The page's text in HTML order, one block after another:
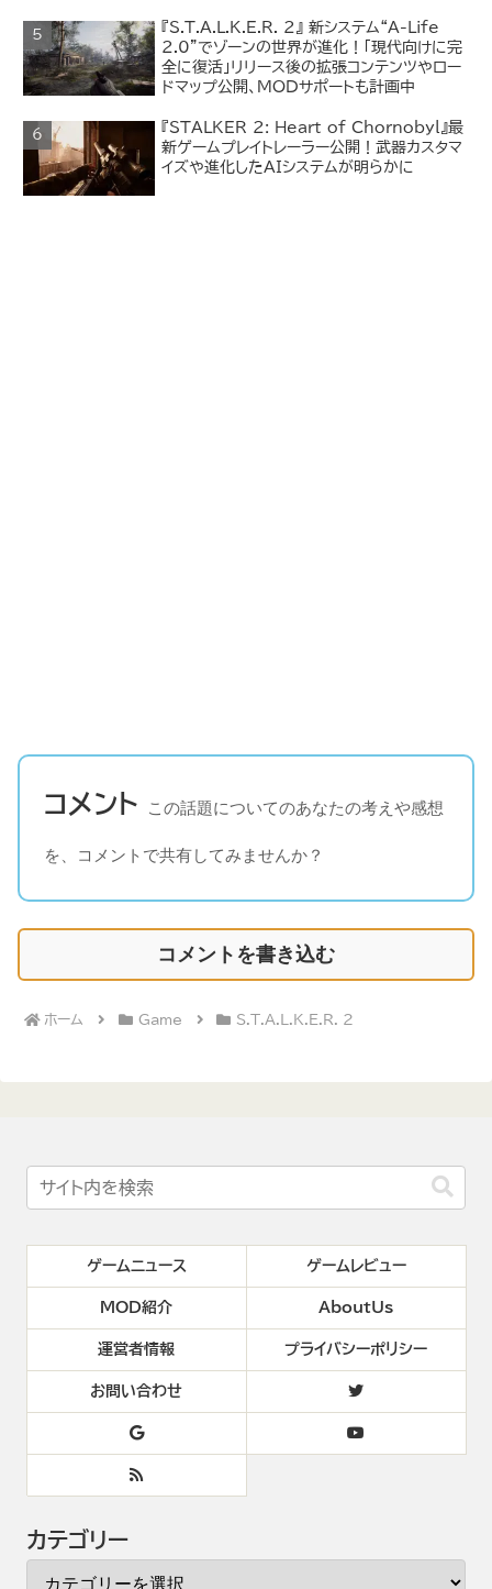
『S.T.A.L.K.E.R. 2』 新システム“A-Life
2.0”でゾーンの世界が進化！「現代向けに完
全に復活」リリース後の拡張コンテンツやロー
ドマップ公開、MODサポートも計画中
『STALKER 2: Heart of Chornobyl』最
新ゲームプレイトレーラー公開！武器カスタマ
イズや進化したAIシステムが明らかに
コメント この話題についてのあなたの考えや感想
を、コメントで共有してみませんか？
コメントを書き込む
ホーム Game S.T.A.L.K.E.R. 2
ゲームニュース ゲームレビュー
MOD紹介 AboutUs
運営者情報 プライバシーポリシー
お問い合わせ
カテゴリー